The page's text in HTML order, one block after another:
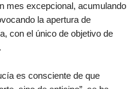
mes excepcional, acumulando
la apertura de
con el único de objetivo de
es consciente de que